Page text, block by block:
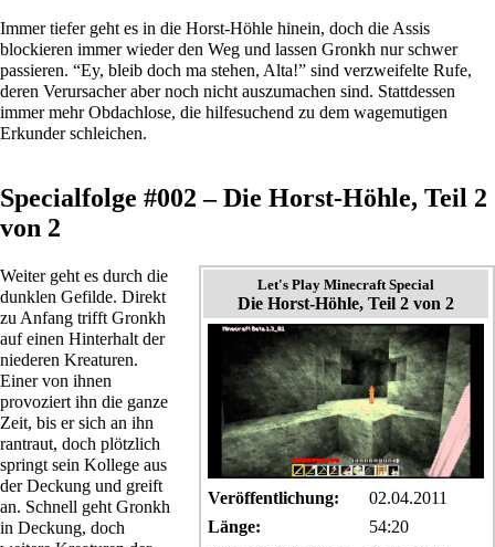
Immer tiefer geht es in die Horst-Höhle hinein, doch die Assis
blockieren immer wieder den Weg und lassen Gronkh nur schwer
passieren. “Ey, bleib doch ma stehen, Alta!” sind verzweifelte Rufe,
deren Verursacher aber noch nicht auszumachen sind. Stattdessen
immer mehr Obdachlose, die hilfesuchend zu dem wagemutigen
Erkunder schleichen.
Specialfolge #002 – Die Horst-Höhle, Teil 2
von 2
Let's Play Minecraft Special
Die Horst-Höhle, Teil 2 von 2
Veröffentlichung:
02.04.2011
Länge:
54:20
Weiter geht es durch die
dunklen Gefilde. Direkt
zu Anfang trifft Gronkh
auf einen Hinterhalt der
niederen Kreaturen.
Einer von ihnen
provoziert ihn die ganze
Zeit, bis er sich an ihn
rantraut, doch plötzlich
springt sein Kollege aus
der Deckung und greift
an. Schnell geht Gronkh
in Deckung, doch